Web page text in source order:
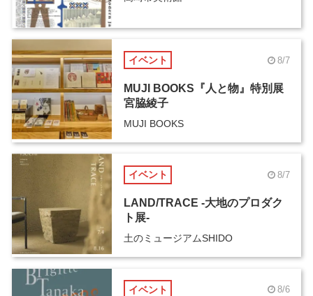
イベント 8/7
MUJI BOOKS『人と物』特別展
宮脇綾子
MUJI BOOKS
イベント 8/7
LAND/TRACE -大地のプロダク
ト展-
土のミュージアムSHIDO
イベント 8/6